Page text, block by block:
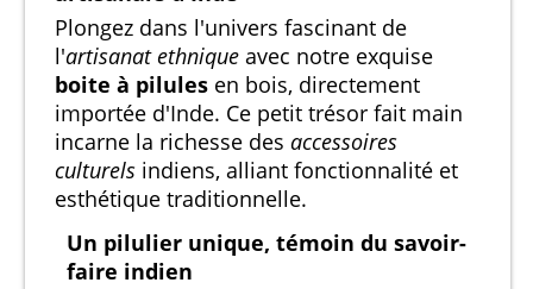
Plongez dans l'univers fascinant de
l'artisanat ethnique avec notre exquise
boite à pilules en bois, directement
importée d'Inde. Ce petit trésor fait main
incarne la richesse des accessoires
culturels indiens, alliant fonctionnalité et
esthétique traditionnelle.
Un pilulier unique, témoin du savoir-
faire indien